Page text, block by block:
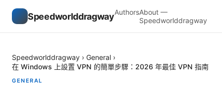
SpeedworlddragwayAuthorsAbout —
Speedworlddragway
Speedworlddragway › General ›
在 Windows 上設置 VPN 的簡單步驟：2026 年最佳 VPN 指南
GENERAL